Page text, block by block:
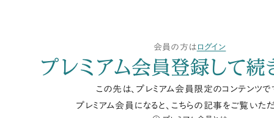
会員の方は ログイン
プレミアム会員登録して続
この先は、プレミアム会員限定のコンテンツで
プレミアム会員になると、こちらの記事をご覧いただ